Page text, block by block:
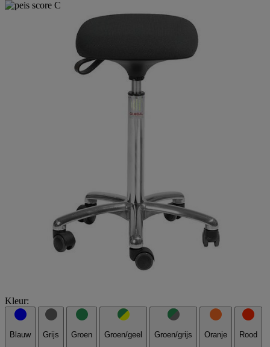
Kleur:
Blauw Grijs Groen Groen/geel Groen/grijs Oranje Rood